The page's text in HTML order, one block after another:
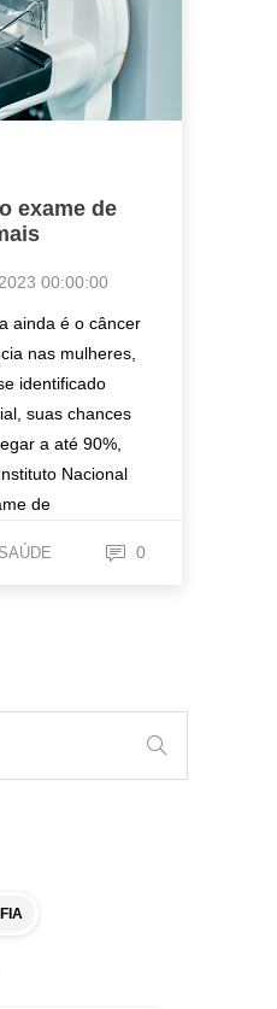
exame de
00:00:00
ainda é o câncer
nas mulheres,
identificado
suas chances
a até 90%,
Nacional
de
de mama,
SAÚDE 0